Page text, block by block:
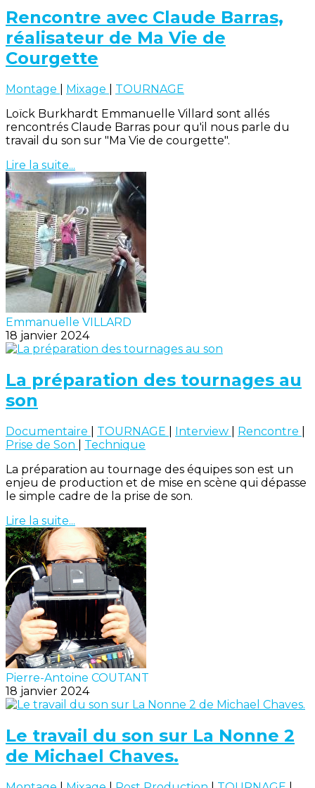
Rencontre avec Claude Barras,
réalisateur de Ma Vie de
Courgette
Montage Mixage
TOURNAGE
Loïck Burkhardt Emmanuelle Villard sont allés
rencontrés Claude Barras pour qu'il nous parle du
travail du son sur "Ma Vie de courgette".
Lire la suite...
Emmanuelle VILLARD
18 janvier 2024
La préparation des tournages au
son
Documentaire TOURNAGE Interview Rencontre
Prise de Son
Technique
La préparation au tournage des équipes son est un
enjeu de production et de mise en scène qui dépasse
le simple cadre de la prise de son.
Lire la suite...
Pierre-Antoine COUTANT
18 janvier 2024
Le travail du son sur La Nonne 2
de Michael Chaves.